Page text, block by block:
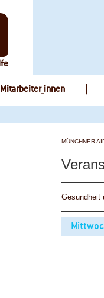
Mitarbeiter_innen
MÜNCHNER
Gesundheit